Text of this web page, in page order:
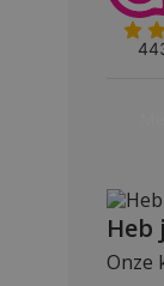
Heb
Onze